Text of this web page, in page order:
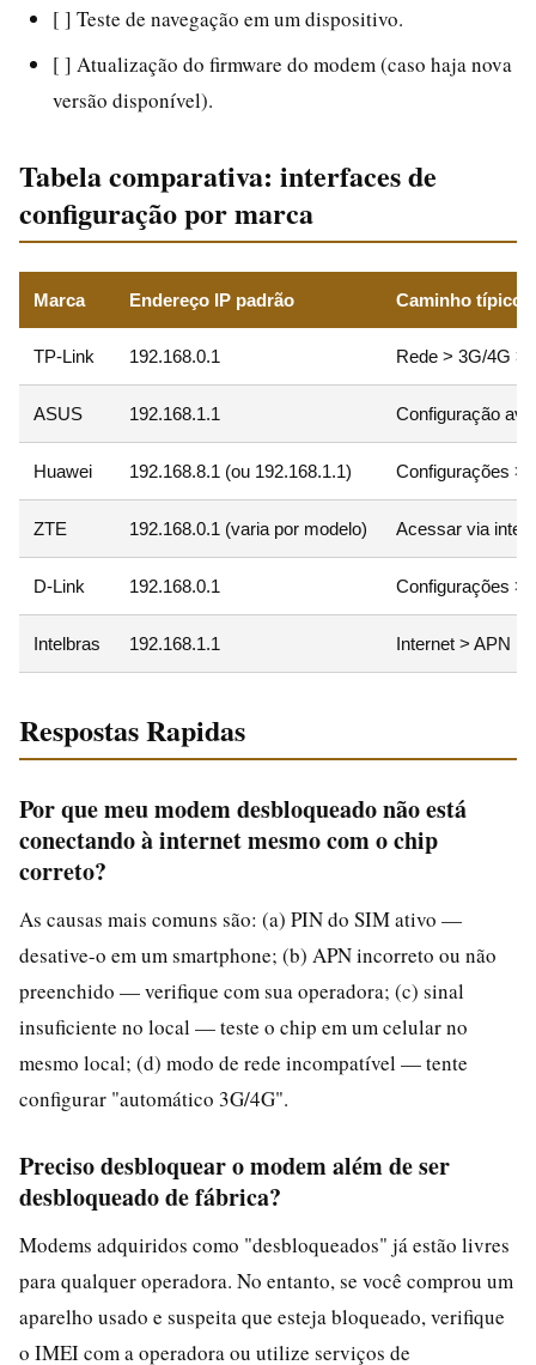
[ ] Teste de navegação em um dispositivo.
[ ] Atualização do firmware do modem (caso haja nova
versão disponível).
Tabela comparativa: interfaces de
configuração por marca
Marca Endereço IP padrão Caminho típico
TP-Link 192.168.0.1 Rede > 3G/4G >
ASUS 192.168.1.1 Configuração
Huawei 192.168.8.1 (ou 192.168.1.1) Configurações >
ZTE 192.168.0.1 (varia por modelo) Acessar via
D-Link 192.168.0.1 Configurações >
Intelbras 192.168.1.1 Internet > APN
Respostas Rapidas
Por que meu modem desbloqueado não está
conectando à internet mesmo com o chip
correto?
As causas mais comuns são: (a) PIN do SIM ativo —
desative-o em um smartphone; (b) APN incorreto ou não
preenchido — verifique com sua operadora; (c) sinal
insuficiente no local — teste o chip em um celular no
mesmo local; (d) modo de rede incompatível — tente
configurar "automático 3G/4G".
Preciso desbloquear o modem além de ser
desbloqueado de fábrica?
Modems adquiridos como "desbloqueados" já estão livres
para qualquer operadora. No entanto, se você comprou um
aparelho usado e suspeita que esteja bloqueado, verifique
o IMEI com a operadora ou utilize serviços de